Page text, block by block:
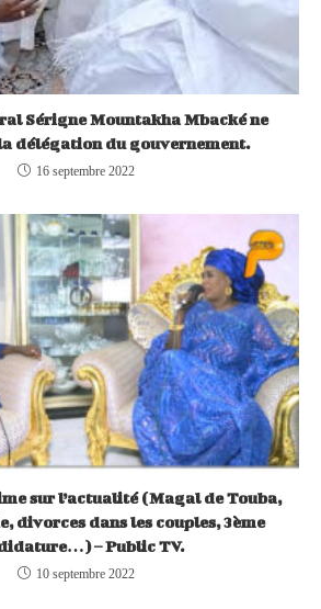
Sérigne Mountakha Mbacké ne
délégation du gouvernement.
16 septembre 2022
sur l’actualité (Magal de Touba,
divorces dans les couples, 3ème
– Public TV.
10 septembre 2022